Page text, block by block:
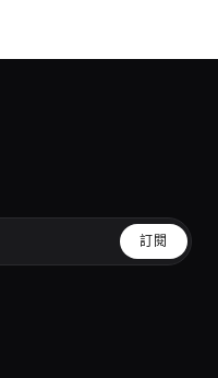
訂閱